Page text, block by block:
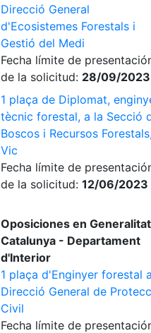
Direcció General
d'Ecosistemes Forestals i
Gestió del Medi
Fecha límite de
de la solicitud: 28/09/2023
1 plaça de Diplomat,
tècnic forestal, a la Secció
Boscos i Recursos
Vic
Fecha límite de
de la solicitud: 12/06/2023
Oposiciones en
Catalunya - Departament
d'Interior
1 plaça d'Enginyer forestal
Direcció General de
Civil
Fecha límite de